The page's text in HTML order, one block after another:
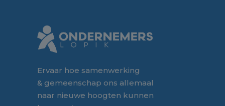
Ervaar hoe samenwerking
& gemeenschap ons allemaal
naar nieuwe hoogten kunnen